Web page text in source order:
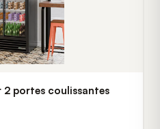
portes coulissantes